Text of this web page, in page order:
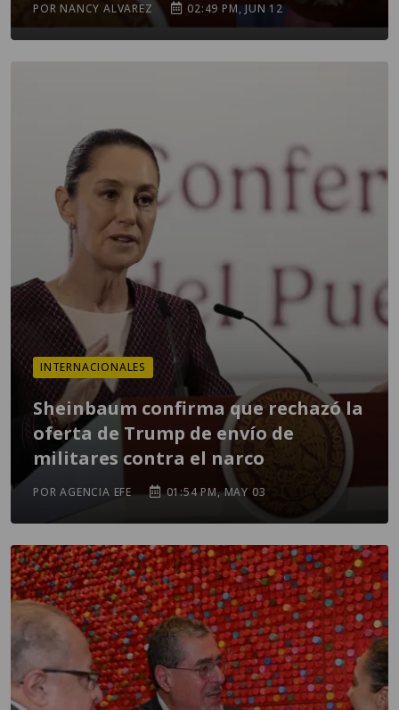
POR NANCY ALVAREZ 02:49 PM, JUN 12
INTERNACIONALES
Sheinbaum confirma que rechazó la
oferta de Trump de envío de
militares contra el narco
POR AGENCIA EFE 01:54 PM, MAY 03